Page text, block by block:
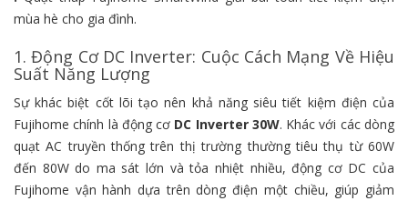
mùa hè cho gia đình.
1. Động Cơ DC Inverter: Cuộc Cách Mạng Về Hiệu
Suất Năng Lượng
Sự khác biệt cốt lõi tạo nên khả năng siêu tiết kiệm điện của
Fujihome chính là động cơ DC Inverter 30W. Khác với các dòng
quạt AC truyền thống trên thị trường thường tiêu thụ từ 60W
đến 80W do ma sát lớn và tỏa nhiệt nhiều, động cơ DC của
Fujihome vận hành dựa trên dòng điện một chiều, giúp giảm